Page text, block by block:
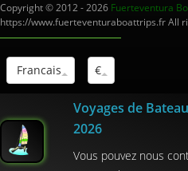
Copyright © 2012 - 2026 Fuerteventura
https://www.fuerteventuraboattrips.fr All
Francais €
Interm.Turistico: I-
Voyages de
2026
Vous pouvez nous